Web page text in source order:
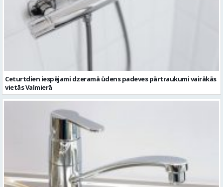
Ceturtdien iespējami dzeramā ūdens padeves pārtraukumi vairākās
vietās Valmierā